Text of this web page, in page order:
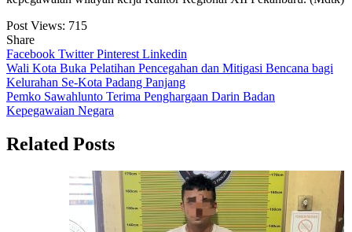
Post Views: 715
Share
Facebook TwitterPinterest Linkedin
Navigasi
pos
Wali Kota Buka Pelatihan Pencegahan dan Mitigasi Bencana bagi
Kelurahan Se-Kota Padang Panjang
Pemko Sawahlunto Terima Penghargaan Darin Badan
Kepegawaian Negara
Related Posts